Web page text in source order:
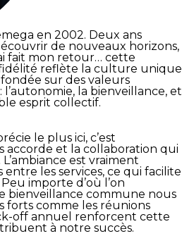
en 2002. Deux ans
de nouveaux horizons,
fait mon retour… cette
reflète la culture unique
sur des valeurs
l’autonomie, la bienveillance, et
esprit collectif.
le plus ici, c’est
accorde et la collaboration qui
est vraiment
entre les services, ce qui facilite
importe d’où l’on
bienveillance commune nous
forts comme les réunions
off annuel renforcent cette
à notre succès.